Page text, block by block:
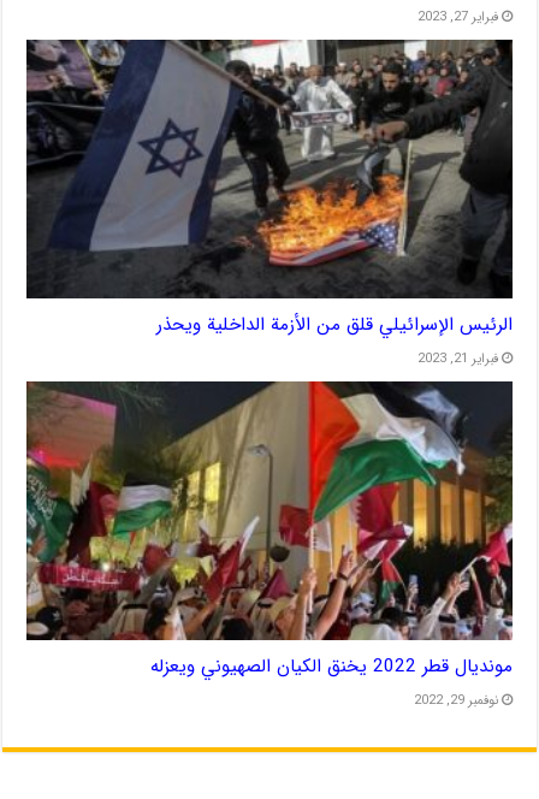
فبراير 27, 2023
الرئيس الإسرائيلي قلق من الأزمة الداخلية ويحذر
فبراير 21, 2023
مونديال قطر 2022 يخنق الكيان الصهيوني ويعزله
نوفمبر 29, 2022